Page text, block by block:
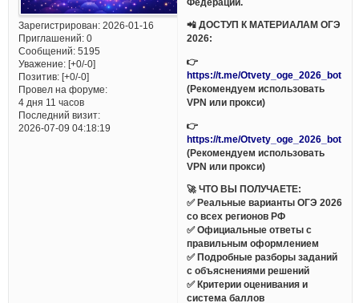
Зарегистрирован: 2026-01-16
Приглашений:0
Сообщений:5195
Уважение: [+0/-0]
Позитив: [+0/-0]
Провел на форуме:
4 дня 11 часов
Последний визит:
2026-07-09 04:18:19
📲 ДОСТУП К МАТЕРИАЛАМ ОГЭ
2026:
👉
https://t.me/Otvety_oge_2026_bot
(Рекомендуем использовать
VPN или прокси)
👉
https://t.me/Otvety_oge_2026_bot
(Рекомендуем использовать
VPN или прокси)
🚀 ЧТО ВЫ ПОЛУЧАЕТЕ:
✅ Реальные варианты ОГЭ 2026
со всех регионов РФ
✅ Официальные ответы с
правильным оформлением
✅ Подробные разборы заданий
с объяснениями решений
✅ Критерии оценивания и
система баллов